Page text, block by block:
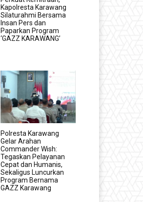
Kapolresta Karawang
Silaturahmi Bersama
Insan Pers dan
Paparkan Program
‘GAZZ KARAWANG’
Polresta Karawang
Gelar Arahan
Commander Wish:
Tegaskan Pelayanan
Cepat dan Humanis,
Sekaligus Luncurkan
Program Bernama
GAZZ Karawang